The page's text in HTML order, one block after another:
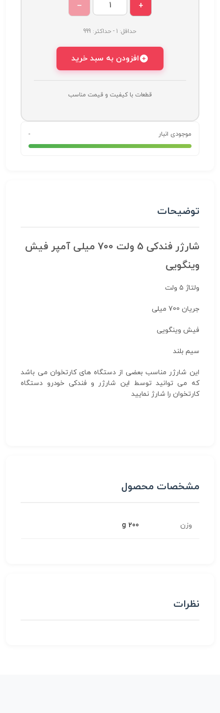
+
−
حداقل: 1 - حداکثر: 999
افزودن به سبد خرید
قطعات با کیفیت و قیمت مناسب
موجودی انبار -
توضیحات
شارژر فندکی 5 ولت 700 میلی آمپر فیش
وینگویی
ولتاژ ۵ ولت
جریان 700 میلی
فیش وینگویی
سیم بلند
این شارژر مناسب بعضی از دستگاه های کارتخوان می باشد
که می توانید توسط این شارژر و فندکی خودرو دستگاه
کارتخوان را شارژ نمایید
مشخصات محصول
وزن 200 g
نظرات